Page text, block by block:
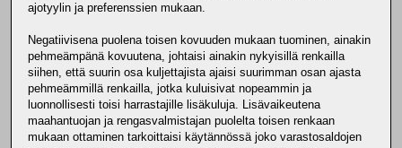
ajotyylin ja preferenssien mukaan.
Negatiivisena puolena toisen kovuuden mukaan tuominen, ainakin
pehmeämpänä kovuutena, johtaisi ainakin nykyisillä renkailla
siihen, että suurin osa kuljettajista ajaisi suurimman osan ajasta
pehmeämmillä renkailla, jotka kuluisivat nopeammin ja
luonnollisesti toisi harrastajille lisäkuluja. Lisävaikeutena
maahantuojan ja rengasvalmistajan puolelta toisen renkaan
mukaan ottaminen tarkoittaisi käytännössä joko varastosaldojen